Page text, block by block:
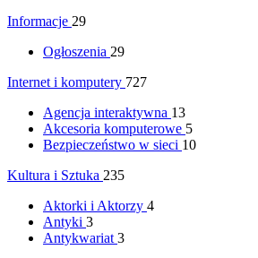
Informacje 29
Ogłoszenia 29
Internet i komputery 727
Agencja interaktywna 13
Akcesoria komputerowe 5
Bezpieczeństwo w sieci 10
Kultura i Sztuka 235
Aktorki i Aktorzy 4
Antyki 3
Antykwariat 3